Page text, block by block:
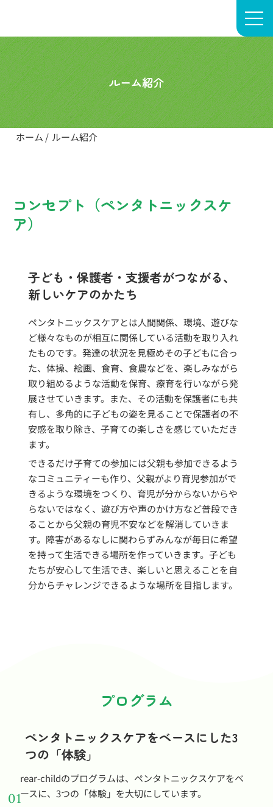
ルーム紹介
ホーム / ルーム紹介
コンセプト（ペンタトニックスケ
ア）
子ども・保護者・支援者がつながる、
新しいケアのかたち
ペンタトニックスケアとは人間関係、環境、遊びな
ど様々なものが相互に関係している活動を取り入れ
たものです。発達の状況を見極めその子どもに合っ
た、体操、絵画、食育、食農などを、楽しみながら
取り組めるような活動を保育、療育を行いながら発
展させていきます。また、その活動を保護者にも共
有し、多角的に子どもの姿を見ることで保護者の不
安感を取り除き、子育ての楽しさを感じていただき
ます。
できるだけ子育ての参加には父親も参加できるよう
なコミュニティーも作り、父親がより育児参加がで
きるような環境をつくり、育児が分からないからや
らないではなく、遊び方や声のかけ方など普段でき
ることから父親の育児不安などを解消していきま
す。障害があるなしに関わらずみんなが毎日に希望
を持って生活できる場所を作っていきます。子ども
たちが安心して生活でき、楽しいと思えることを自
分からチャレンジできるような場所を目指します。
01
プログラム
ペンタトニックスケアをベースにした3
つの「体験」
rear-childのプログラムは、ペンタトニックスケアをベ
ースに、3つの「体験」を大切にしています。